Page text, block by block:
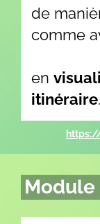
de
comme
en
itinéraire.
Module